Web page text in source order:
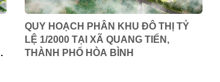
QUY HOẠCH PHÂN KHU ĐÔ THỊ TỶ
LỆ 1/2000 TẠI XÃ QUANG TIẾN,
THÀNH PHỐ HÒA BÌNH